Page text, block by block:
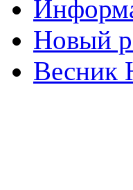
Новый
Весник